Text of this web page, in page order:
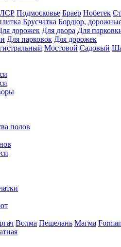
ЛСР Подмосковье Браер Нобетек
Брусчатка Бордюр,
дорожек Для двора Для
Для парковок Для дорожек
Мостовой Садовый
полов
Волма Пешелань Магма Forman